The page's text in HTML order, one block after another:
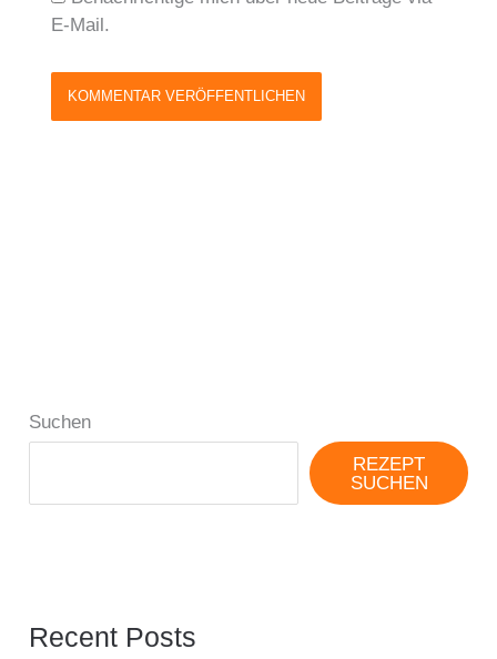
E-Mail.
Suchen
REZEPT
SUCHEN
Recent Posts